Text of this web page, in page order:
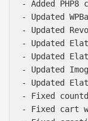
- Added
- Updated
- Updated
- Updated
- Updated
- Updated
- Updated
- Fixed
- Fixed cart